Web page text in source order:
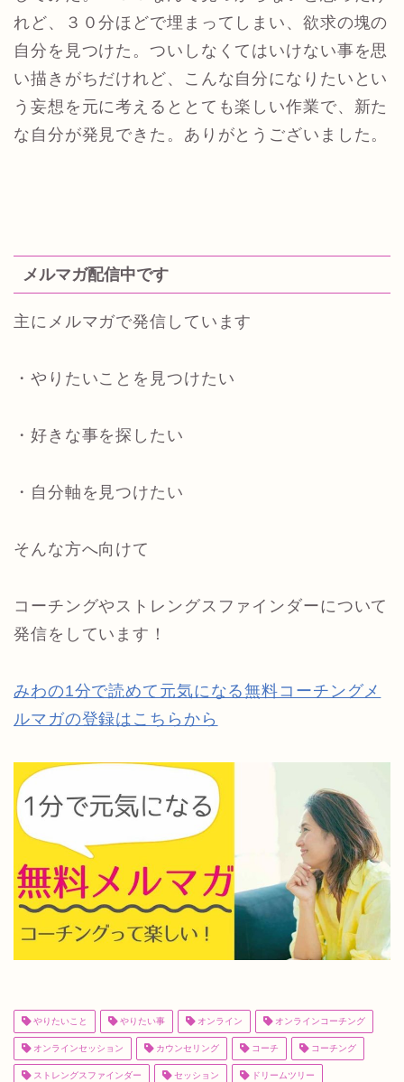
れど、３０分ほどで埋まってしまい、欲求の塊の
自分を見つけた。ついしなくてはいけない事を思
い描きがちだけれど、こんな自分になりたいとい
う妄想を元に考えるととても楽しい作業で、新た
な自分が発見できた。ありがとうございました。
メルマガ配信中です
主にメルマガで発信しています
・やりたいことを見つけたい
・好きな事を探したい
・自分軸を見つけたい
そんな方へ向けて
コーチングやストレングスファインダーについて
発信をしています！
みわの1分で読めて元気になる無料コーチングメ
ルマガの登録はこちらから
やりたいこと やりたい事 オンライン オンラインコーチング
オンラインセッション カウンセリング コーチ コーチング
ストレングスファインダー セッション ドリームツリー